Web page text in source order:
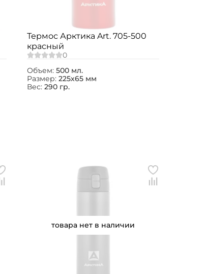
Термос Арктика Art. 705-500
красный
Объем: 500 мл.
Размер: 225х65 мм
Вес: 290 гр.
товара нет в наличии